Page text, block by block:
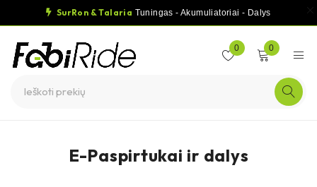
SurRon & Talaria Tuningas - Akumuliatoriai - Dalys
0 0
E-Paspirtukai ir dalys